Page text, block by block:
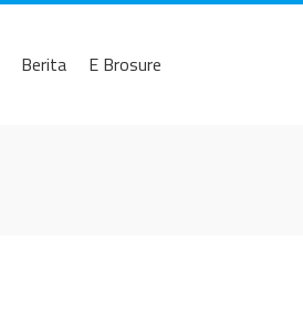
Berita E Brosure